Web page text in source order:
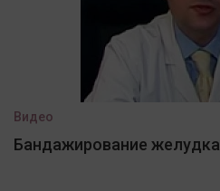
Видео
Бандажирование желудка